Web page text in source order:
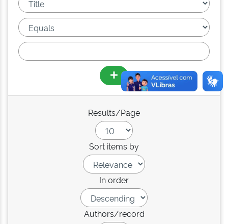
Results/Page
Sort items by
In order
Authors/record